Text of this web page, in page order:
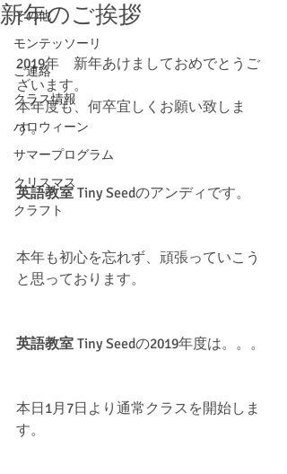
その他
モンテッソーリ
ご連絡
クラス情報
ハロウィーン
サマープログラム
クリスマス
クラフト
新年のご挨拶
2019年　新年あけましておめでとうご
ざいます。
本年度も、何卒宜しくお願い致しま
す。
英語教室 Tiny Seedのアンディです。
本年も初心を忘れず、頑張っていこう
と思っております。
英語教室 Tiny Seedの2019年度は。。。
本日1月7日より通常クラスを開始しま
す。